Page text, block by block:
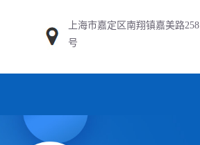
上海市嘉定区南翔镇嘉美路258
号